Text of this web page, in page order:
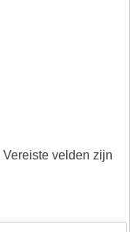
Vereiste velden zijn